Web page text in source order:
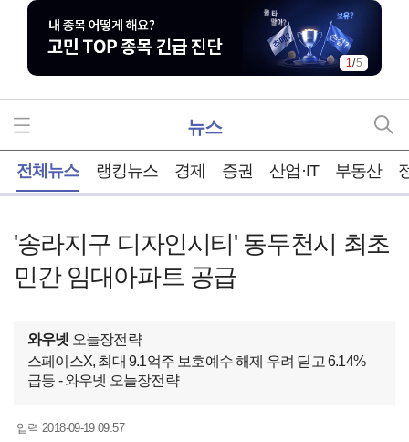
1/5
뉴스
전체뉴스 랭킹뉴스 경제 증권 산업·IT 부동산
'송라지구 디자인시티' 동두천시 최초
민간 임대아파트 공급
와우넷 오늘장전략
스페이스X, 최대 9.1억주 보호예수 해제 우려 딛고 6.14%
급등 - 와우넷 오늘장전략
입력2018-09-19 09:57